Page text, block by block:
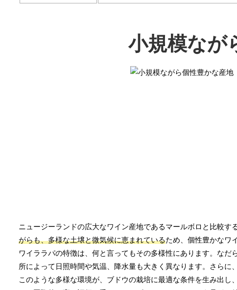
小規模なが
ニュージーランドの広大なワイン産地であるマールボロと比較す
がらも、多様な土壌と微気候に恵まれているため、個性豊かなワ
ワイララパの特徴は、何と言ってもその多様性にあります。な
所によって日照時間や気温、降水量も大きく異なります。さらに
このような多様な環境が、ブドウの栽培に最適な条件を生み出